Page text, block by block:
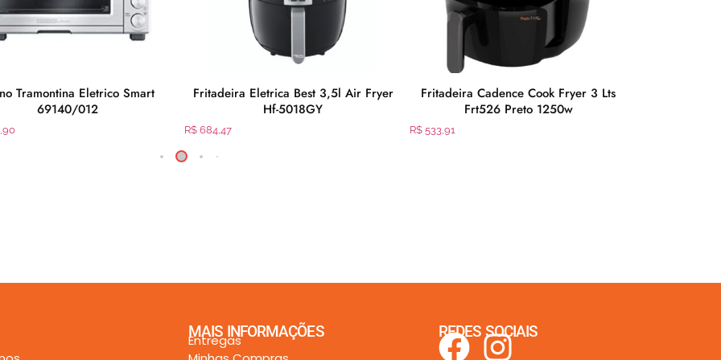
Tramontina Eletrico Smart
69140/012
Fritadeira Eletrica Best 3,5l Air Fryer
Hf-5018GY
R$ 684,47
Fritadeira Cadence Cook Fryer 3 Lts
Frt526 Preto 1250w
R$ 533,91
MAIS INFORMAÇÕES
Entregas
REDES SOCIAIS